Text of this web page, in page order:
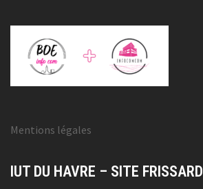
Mentions légales
IUT DU HAVRE – SITE FRISSARD